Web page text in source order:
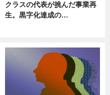
クラスの代表が挑んだ事業再
生。黒字化達成の…